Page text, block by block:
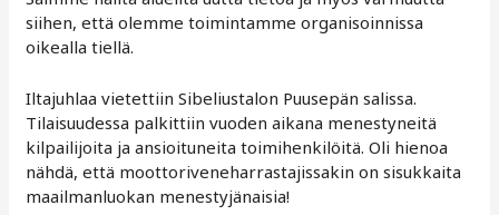
siihen, että olemme toimintamme organisoinnissa
oikealla tiellä.
Iltajuhlaa vietettiin Sibeliustalon Puusepän salissa.
Tilaisuudessa palkittiin vuoden aikana menestyneitä
kilpailijoita ja ansioituneita toimihenkilöitä. Oli hienoa
nähdä, että moottoriveneharrastajissakin on sisukkaita
maailmanluokan menestyjänaisia!